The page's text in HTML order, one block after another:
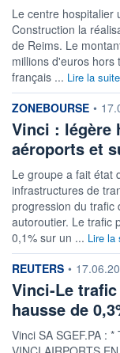
Le centre hospitalier
Construction la
de Reims. Le
millions d'euros hors
français ... Lire la suite
information fournie
ZONEBOURSE •
Vinci : légère
aéroports et
Le groupe a fait état
infrastructures de
progression du trafic
autoroutier. Le trafic
0,1% sur un ... Lire la
information fournie
REUTERS •
Vinci-Le
hausse de
Vinci SA SGEF.PA :